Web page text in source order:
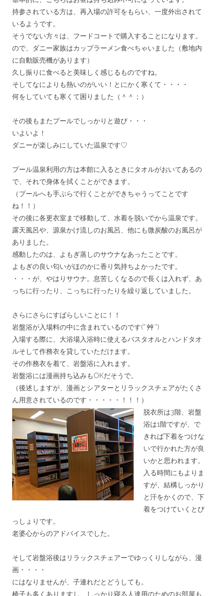
持参されている方は、再入場の許可をもらい、 一度外出されて
いるようです。
そうでない方々は、フードコートで購入することになります。
ので、ダニー家族はカップラーメン食べちゃいました（敷地内
に自動販売機があります）
久し振りに食べると美味しく感じるものですね。
そしてなによりも熱いのがいい！とにかく寒くて・・・・
何をしていても寒くて困りました（＾＾；）
その後もまたプールでしっかりと遊び・・・
いよいよ！
ダニーが楽しみにしていた温泉です♡
プール温泉利用の方は本館に入るときにタオルがおいてあるの
で、 それで身体を拭くことができます。
（プールへも手ぶらで行くことができちゃうってことです
ね！！）
その後に各更衣室まで移動して、水着を脱いでから温泉です。
露天風呂や、源泉かけ流しのお風呂、 他にも微炭酸のお風呂が
ありました。
感動したのは、よもぎ蒸しのサウナなあったことです。
よもぎの良い匂いがほのかに香り気持ちよかったです。
・・・が、やはりサウナ。息苦しくなるので長くは入れず、 あ
っちに行ったり、こっちに行ったりを繰り返していました。
さらにさらにすばらしいことに！！
岩盤浴が入場料の中に含まれているのです(*´艸`*)
入場する際に、 大浴場入浴時に使えるバスタオルとハンドタオ
ルそして作務衣を貸していただけます。
その作務衣を着て、岩盤浴に入れます。
岩盤浴には漫画持ち込みもOKだそうで。
（後述しますが、 漫画とシアターとリラックスチェアがたくさ
ん用意されているのです・・・・・！！！）
脱衣所は3階、岩盤
浴は1階ですが、 で
きれば下着をつけな
いで行かれた方が良
いかと思われます。
入る時間にもよりま
すが、結構しっかり
と汗をかくので、 下
着をつけていくとび
っしょりです。
老婆心からのアドバイスでした。
そして岩盤浴後はリラックスチェアーでゆっくりしながら、漫
画・
・・・
にはなりませんが、子連れだとどうしても。
椅子も多くありますし、
しっかり寝る人達用のためのお部屋も